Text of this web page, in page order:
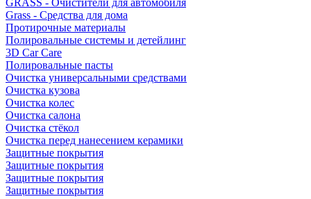
GRASS - Очистители для автомобиля
Grass - Средства для дома
Протирочные материалы
Полировальные системы и детейлинг
3D Car Care
Полировальные пасты
Очистка универсальными средствами
Очистка кузова
Очистка колес
Очистка салона
Очистка стёкол
Очистка перед нанесением керамики
Защитные покрытия
Защитные покрытия
Защитные покрытия
Защитные покрытия